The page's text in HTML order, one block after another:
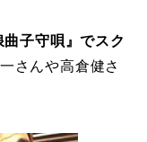
曲子守唄』でスク
さんや高倉健さ